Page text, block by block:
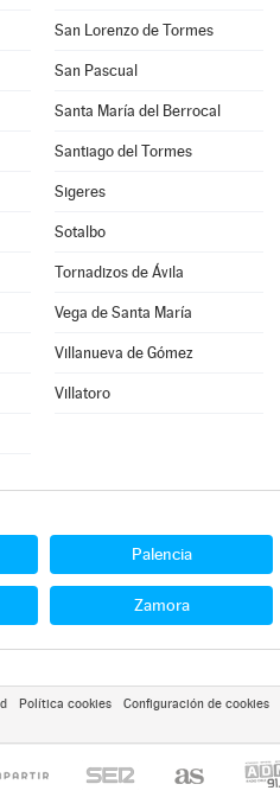
San Lorenzo de Tormes
San Pascual
Santa María del Berrocal
Santiago del Tormes
Sigeres
Sotalbo
Tornadizos de Ávila
Vega de Santa María
Villanueva de Gómez
Villatoro
Palencia
Zamora
Política cookies Configuración de cookies